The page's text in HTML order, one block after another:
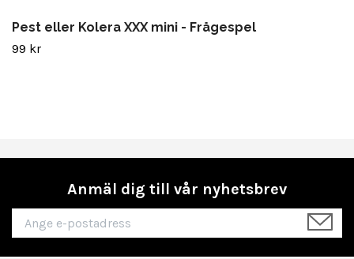
Pest eller Kolera XXX mini - Frågespel
99 kr
Anmäl dig till vår nyhetsbrev